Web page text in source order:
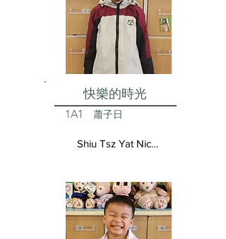
快樂的時光
1A1 蕭子日
Shiu Tsz Yat Nicolas